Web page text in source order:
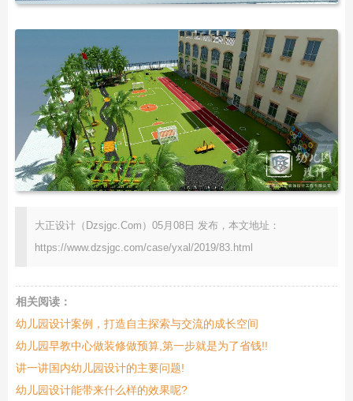
大正设计（Dzsjgc.Com）05月08日 发布，本文地址：
https://www.dzsjgc.com/case/yxal/2019/83.html
相关阅读：
幼儿园设计案例，打造自主探索与交流的成长空间
幼儿园早教中心做装修做预算,第一步就是为了省钱!!
讲一讲国内幼儿园设计的主要问题!
幼儿园设计能带来什么样的效果呢?